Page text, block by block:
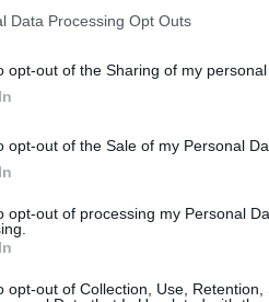
Data Processing Opt Outs
opt-out of the Sharing of my personal
opt-out of the Sale of my Personal
opt-out of processing my Personal
opt-out of Collection, Use,
idei évben két tengeri olajfúró
felszínre 2015-től, de már 2014-
már meg is érkezett a
portfolio.hu hírarchívumához
cikkarchívum